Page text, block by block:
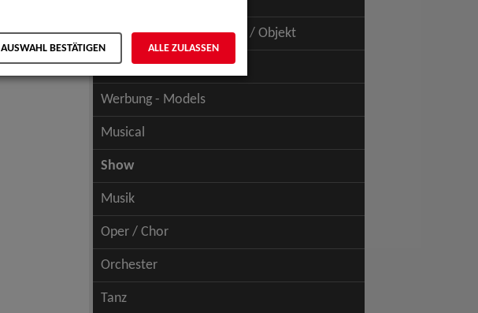
Schauspiel - Figur / Puppe / Objekt
Werbung - Talents
Werbung - Models
Musical
Show
Musik
Oper / Chor
Orchester
Tanz
AUSWAHL BESTÄTIGEN ALLE ZULASSEN